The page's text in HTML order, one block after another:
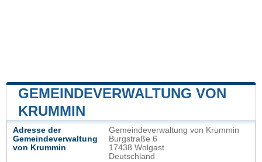
GEMEINDEVERWALTUNG VON
KRUMMIN
Adresse der
Gemeindeverwaltung
von Krummin
Gemeindeverwaltung von Krummin
Burgstraße 6
17438 Wolgast
Deutschland